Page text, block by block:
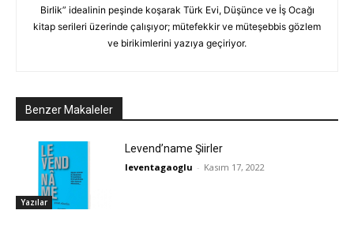
Birlik” idealinin peşinde koşarak Türk Evi, Düşünce ve İş Ocağı
kitap serileri üzerinde çalışıyor; mütefekkir ve müteşebbis gözlem
ve birikimlerini yazıya geçiriyor.
Benzer Makaleler
Yazılar
Levend’name Şiirler
leventagaoglu - Kasım 17, 2022